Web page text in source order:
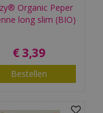
Organic Peper
long slim (BIO)
€ 3,39
Bestellen